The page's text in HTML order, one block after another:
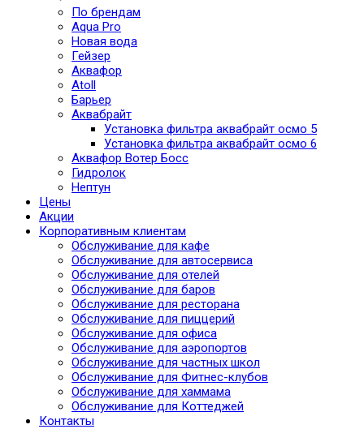
По брендам
Aqua Pro
Новая вода
Гейзер
Аквафор
Atoll
Барьер
Аквабрайт
Установка фильтра аквабрайт осмо 5
Установка фильтра аквабрайт осмо 6
Аквафор Вотер Босс
Гидролок
Нептун
Цены
Акции
Корпоративным клиентам
Обслуживание для кафе
Обслуживание для автосервиса
Обслуживание для отелей
Обслуживание для баров
Обслуживание для ресторана
Обслуживание для пиццерий
Обслуживание для офиса
Обслуживание для аэропортов
Обслуживание для частных школ
Обслуживание для Фитнес-клубов
Обслуживание для хаммама
Обслуживание для Коттеджей
Контакты